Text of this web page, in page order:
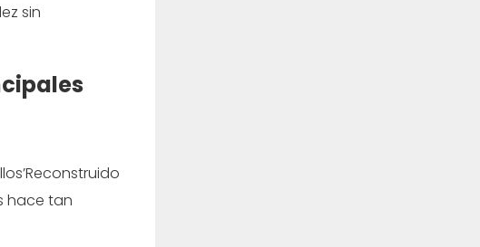
sin
hace tan